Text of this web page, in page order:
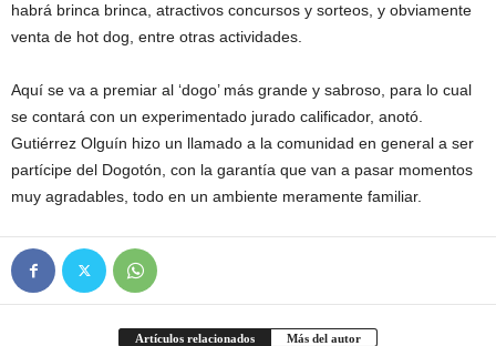
habrá brinca brinca, atractivos concursos y sorteos, y obviamente
venta de hot dog, entre otras actividades.
Aquí se va a premiar al ‘dogo’ más grande y sabroso, para lo cual
se contará con un experimentado jurado calificador, anotó.
Gutiérrez Olguín hizo un llamado a la comunidad en general a ser
partícipe del Dogotón, con la garantía que van a pasar momentos
muy agradables, todo en un ambiente meramente familiar.
Artículos relacionados Más del autor